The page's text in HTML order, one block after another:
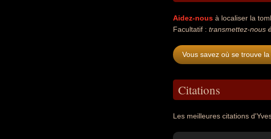
Aidez-nous à localiser la
Facultatif : transmettez-nous
Vous savez où se trouve
Citations
Les meilleures citations